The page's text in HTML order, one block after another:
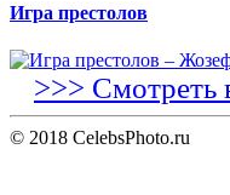
Игра престолов
>>> Смотреть
© 2018 CelebsPhoto.ru